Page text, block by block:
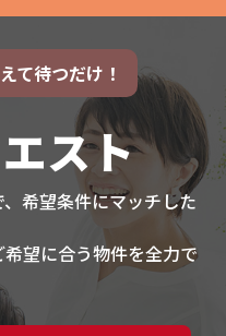
て待つだけ！
スト
、希望条件にマッチした
望に合う物件を全力で